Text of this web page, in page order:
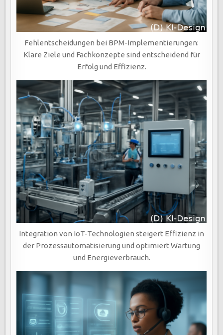
Fehlentscheidungen bei BPM-Implementierungen:
Klare Ziele und Fachkonzepte sind entscheidend für
Erfolg und Effizienz.
Integration von IoT-Technologien steigert Effizienz in
der Prozessautomatisierung und optimiert Wartung
und Energieverbrauch.